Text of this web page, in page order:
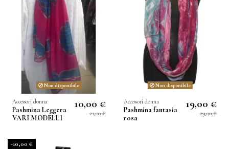
Non disponibile
Accessori donna
Pashmina Leggera
VARI MODELLI
10,00 €
21,00 €
Non disponibile
Accessori donna
Pashmina fantasia
rosa
19,00 €
29,00 €
-10,00 €